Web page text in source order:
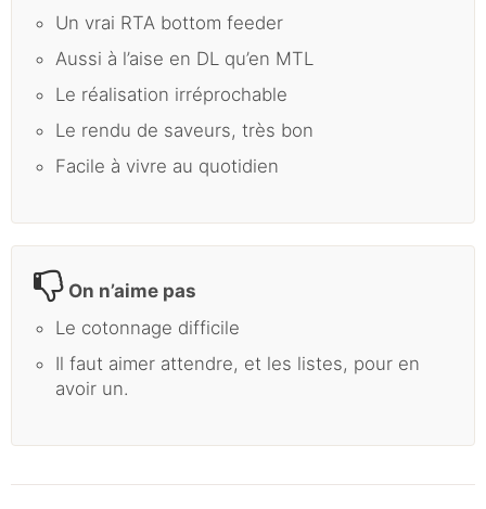
Un vrai RTA bottom feeder
Aussi à l’aise en DL qu’en MTL
Le réalisation irréprochable
Le rendu de saveurs, très bon
Facile à vivre au quotidien
On n’aime pas
Le cotonnage difficile
Il faut aimer attendre, et les listes, pour en
avoir un.